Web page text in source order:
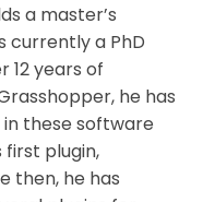
a master’s
currently a PhD
12 years of
he has
these software
first plugin,
then, he has